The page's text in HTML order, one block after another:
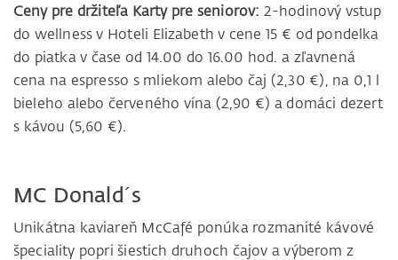
Ceny pre držiteľa Karty pre seniorov: 2-hodinový vstup
do wellness v Hoteli Elizabeth v cene 15 € od pondelka
do piatka v čase od 14.00 do 16.00 hod. a zľavnená
cena na espresso s mliekom alebo čaj (2,30 €), na 0,1 l
bieleho alebo červeného vína (2,90 €) a domáci dezert
s kávou (5,60 €).
MC Donald´s
Unikátna kaviareň McCafé ponúka rozmanité kávové
špeciality popri šiestich druhoch čajov a výberom z